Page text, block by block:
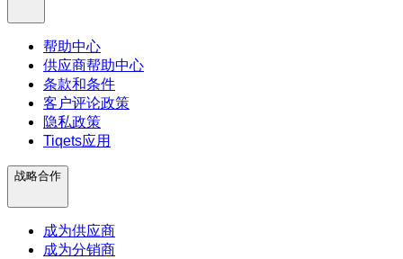
帮助中心
供应商帮助中心
条款和条件
客户评论政策
隐私政策
Tiqets应用
战略合作
成为供应商
成为分销商